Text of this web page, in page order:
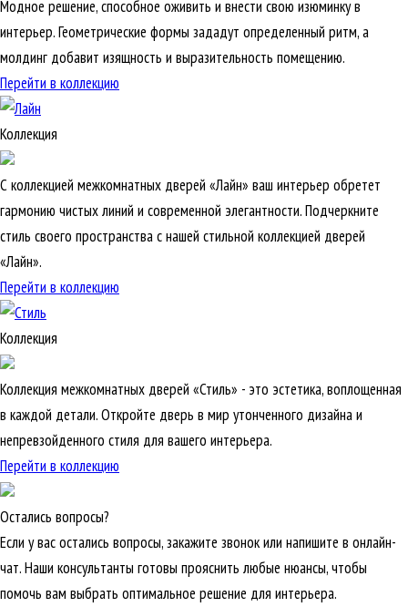
Модное решение, способное оживить и внести свою изюминку в
интерьер. Геометрические формы зададут определенный ритм, а
молдинг добавит изящность и выразительность помещению.
Перейти в коллекцию
Коллекция
С коллекцией межкомнатных дверей «Лайн» ваш интерьер обретет
гармонию чистых линий и современной элегантности. Подчеркните
стиль своего пространства с нашей стильной коллекцией дверей
«Лайн».
Перейти в коллекцию
Коллекция
Коллекция межкомнатных дверей «Стиль» - это эстетика, воплощенная
в каждой детали. Откройте дверь в мир утонченного дизайна и
непревзойденного стиля для вашего интерьера.
Перейти в коллекцию
Остались вопросы?
Если у вас остались вопросы, закажите звонок или напишите в онлайн-
чат. Наши консультанты готовы прояснить любые нюансы, чтобы
помочь вам выбрать оптимальное решение для интерьера.